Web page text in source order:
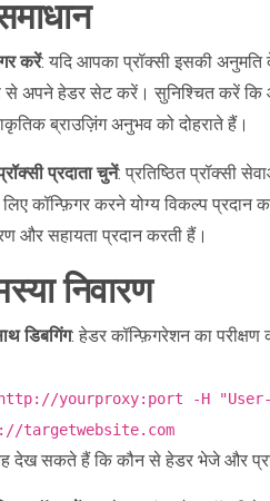
करें: यदि आपका प्रॉक्सी इसकी
अपने हेडर सेट करें। सुनिश्चित करें कि
ब्राउज़िंग अनुभव को दोहराते हैं।
प्रदाता चुनें: प्रतिष्ठित प्रॉक्सी
कॉन्फ़िगर करने योग्य विकल्प प्रदान
और सहायता प्रदान करती हैं।
निवारण
डिबगिंग: हेडर कॉन्फ़िगरेशन का
yourproxy:port -H "User-
targetwebsite.com
देख सकते हैं कि कौन से हेडर भेजे और